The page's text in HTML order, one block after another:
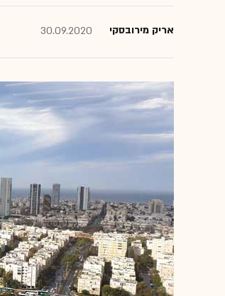
אריק מירובסקי 30.09.2020